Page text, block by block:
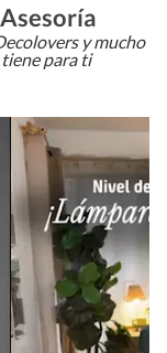
Asesoría
y mucho
para ti